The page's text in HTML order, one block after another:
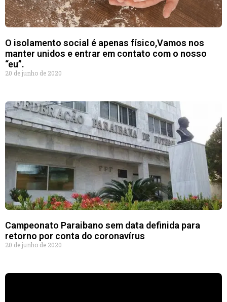
O isolamento social é apenas físico,Vamos nos
manter unidos e entrar em contato com o nosso
“eu”.
20 de junho de 2020
Campeonato Paraibano sem data definida para
retorno por conta do coronavírus
20 de junho de 2020